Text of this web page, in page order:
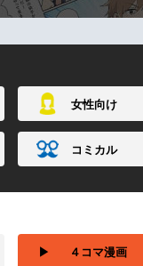
女性向け
コミカル
▶ ４コマ漫画